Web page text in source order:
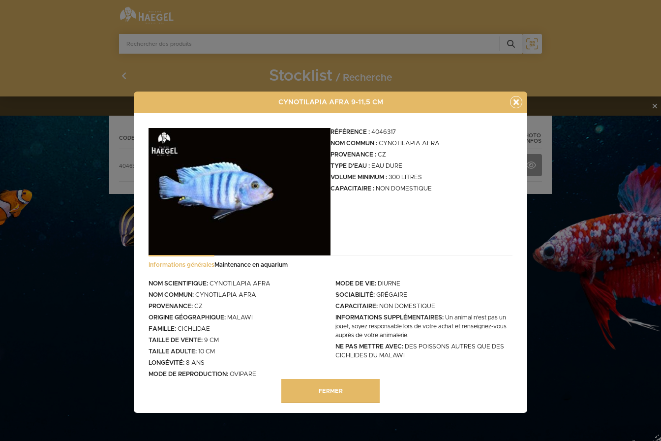
CYNOTILAPIA AFRA 9-11,5 CM
RÉFÉRENCE : 4046317
NOM COMMUN : CYNOTILAPIA AFRA
PROVENANCE : CZ
TYPE D'EAU : EAU DURE
VOLUME MINIMUM : 300 LITRES
CAPACITAIRE : NON DOMESTIQUE
Informations généralesMaintenance en aquarium
NOM SCIENTIFIQUE: CYNOTILAPIA AFRA
NOM COMMUN: CYNOTILAPIA AFRA
PROVENANCE: CZ
ORIGINE GÉOGRAPHIQUE: MALAWI
FAMILLE: CICHLIDAE
TAILLE DE VENTE: 9 CM
TAILLE ADULTE: 10 CM
LONGÉVITÉ: 8 ANS
MODE DE REPRODUCTION: OVIPARE
MODE DE VIE: DIURNE
SOCIABILITÉ: GRÉGAIRE
CAPACITAIRE: NON DOMESTIQUE
INFORMATIONS SUPPLÉMENTAIRES: Un animal n'est pas un
jouet, soyez responsable lors de votre achat et renseignez-vous
auprès de votre animalerie.
NE PAS METTRE AVEC: DES POISSONS AUTRES QUE DES
CICHLIDES DU MALAWI
FERMER
Stocklist Recherche
Vous souhaitez en découvrir davantage ?Contactez-nous !
Stocklist complète
Bactéries
BACTERIES SEULES 100€
Bassin
Discus
Invertébrés
tour à bettaNourriture congelé et sèche
OU 8KGS / SI CONGELE SEUL FRANCO 199€
congelés
poissons
reptiles
sèches
reptiles
Plantes
COMMANDE LE LUNDI POUR LIVRAISON VENDREDI
/MINIMUM DE COMMANDE 150€ CUMULABLE AVEC LE
FRANCO DES POISSONS/ FRANCO DES PLANTES
plantes d'aquarium
plantes en bouquets
bulbes
Eublepharis
CODE DÉSIGNATION
PHOTO
+ INFOS
4046317 CYNOTILAPIA AFRA 9-11,5 cm
commande@haegel.fr